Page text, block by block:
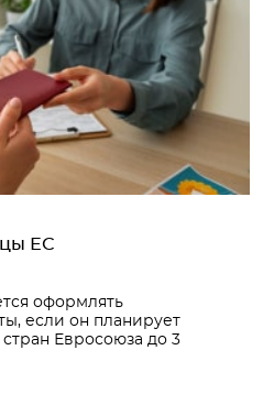
ЕС
оформлять
если он планирует
Евросоюза до 3